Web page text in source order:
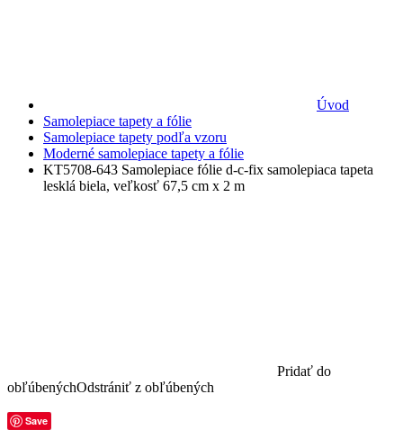
Úvod
Samolepiace tapety a fólie
Samolepiace tapety podľa vzoru
Moderné samolepiace tapety a fólie
KT5708-643 Samolepiace fólie d-c-fix samolepiaca tapeta
lesklá biela, veľkosť 67,5 cm x 2 m
Pridať do
obľúbenýchOdstrániť z obľúbených
Save